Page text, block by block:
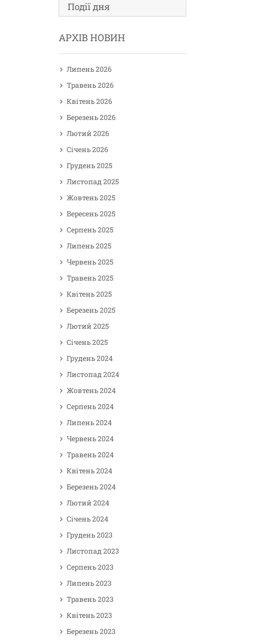
Події дня
АРХІВ НОВИН
Липень 2026
Травень 2026
Квітень 2026
Березень 2026
Лютий 2026
Січень 2026
Грудень 2025
Листопад 2025
Жовтень 2025
Вересень 2025
Серпень 2025
Липень 2025
Червень 2025
Травень 2025
Квітень 2025
Березень 2025
Лютий 2025
Січень 2025
Грудень 2024
Листопад 2024
Жовтень 2024
Серпень 2024
Липень 2024
Червень 2024
Травень 2024
Квітень 2024
Березень 2024
Лютий 2024
Січень 2024
Грудень 2023
Листопад 2023
Серпень 2023
Липень 2023
Травень 2023
Квітень 2023
Березень 2023